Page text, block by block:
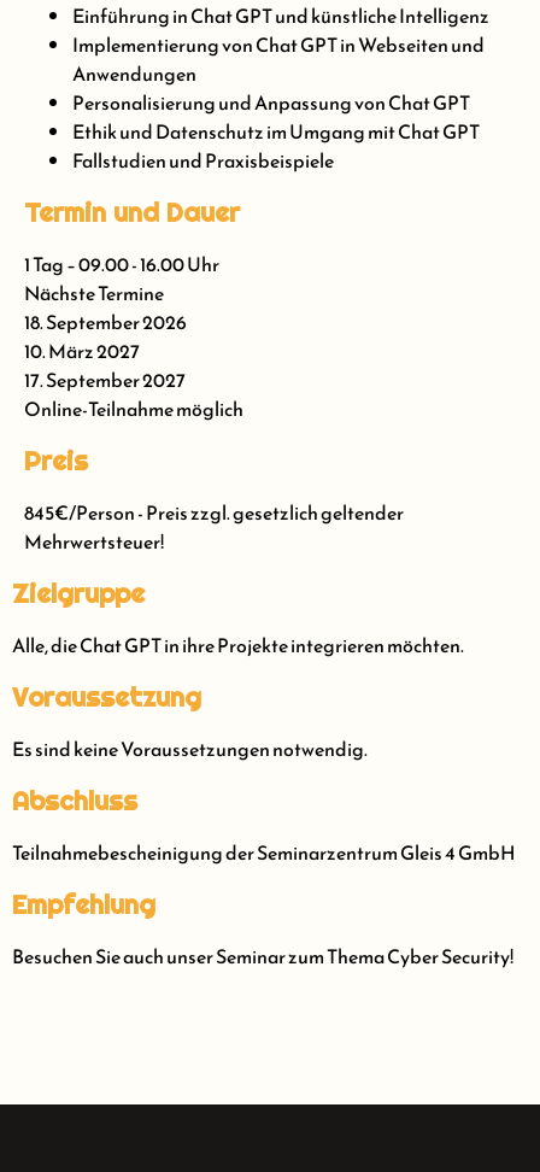
Einführung in Chat GPT und künstliche Intelligenz
Implementierung von Chat GPT in Webseiten und
Anwendungen
Personalisierung und Anpassung von Chat GPT
Ethik und Datenschutz im Umgang mit Chat GPT
Fallstudien und Praxisbeispiele
Termin und Dauer
1 Tag – 09.00 - 16.00 Uhr
Nächste Termine
18. September 2026
10. März 2027
17. September 2027
Online-Teilnahme möglich
Preis
845€/Person - Preis zzgl. gesetzlich geltender
Mehrwertsteuer!
Zielgruppe
Alle, die Chat GPT in ihre Projekte integrieren möchten.
Voraussetzung
Es sind keine Voraussetzungen notwendig.
Abschluss
Teilnahmebescheinigung der Seminarzentrum Gleis 4 GmbH
Empfehlung
Besuchen Sie auch unser Seminar zum Thema Cyber Security!